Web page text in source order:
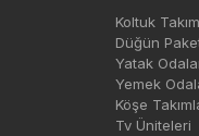
Koltuk
Düğün
Yatak
Yemek
Köşe
Tv Üniteleri